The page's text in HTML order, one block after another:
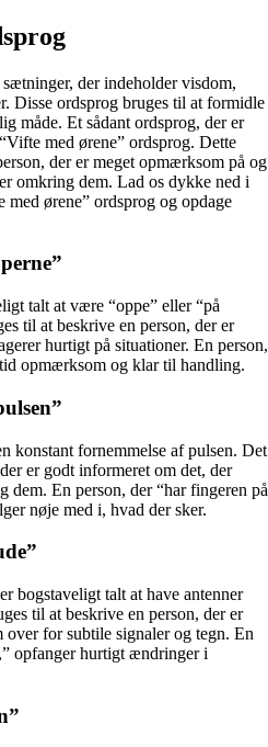
der indeholder visdom,
Disse ordsprog bruges til at formidle
måde. Et sådant ordsprog, der er
med ørene” ordsprog. Dette
der er meget opmærksom på og
omkring dem. Lad os dykke ned i
ørene” ordsprog og opdage
talt at være “oppe” eller “på
til at beskrive en person, der er
hurtigt på situationer. En person,
opmærksom og klar til handling.
konstant fornemmelse af pulsen. Det
er godt informeret om det, der
En person, der “har fingeren på
nøje med i, hvad der sker.
bogstaveligt talt at have antenner
til at beskrive en person, der er
for subtile signaler og tegn. En
opfanger hurtigt ændringer i